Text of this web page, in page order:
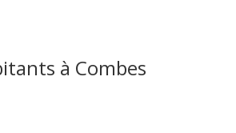
à Combes